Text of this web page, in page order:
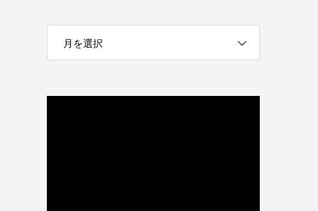
月を選択